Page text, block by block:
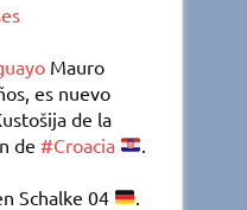
Mauro
es nuevo
de la
de#Croacia
Schalke 04